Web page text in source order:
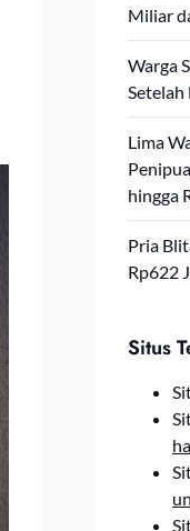
Miliar
Warga
Lima
hingga
Pria
Rp622
Situs